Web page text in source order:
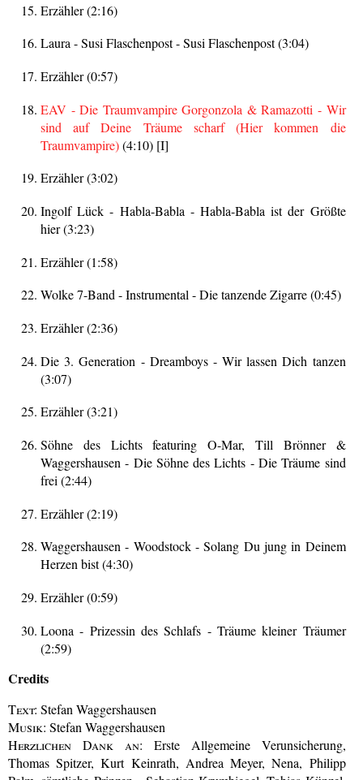
Erzähler (2:16)
Laura - Susi Flaschenpost - Susi Flaschenpost (3:04)
Erzähler (0:57)
EAV - Die Traumvampire Gorgonzola & Ramazotti - Wir
sind auf Deine Träume scharf (Hier kommen die
Traumvampire)(4:10) [I]
Erzähler (3:02)
Ingolf Lück - Habla-Babla - Habla-Babla ist der Größte
hier (3:23)
Erzähler (1:58)
Wolke 7-Band - Instrumental - Die tanzende Zigarre (0:45)
Erzähler (2:36)
Die 3. Generation - Dreamboys - Wir lassen Dich tanzen
(3:07)
Erzähler (3:21)
Söhne des Lichts featuring O-Mar, Till Brönner &
Waggershausen - Die Söhne des Lichts - Die Träume sind
frei (2:44)
Erzähler (2:19)
Waggershausen - Woodstock - Solang Du jung in Deinem
Herzen bist (4:30)
Erzähler (0:59)
Loona - Prizessin des Schlafs - Träume kleiner Träumer
(2:59)
Credits
Text: Stefan Waggershausen
Musik: Stefan Waggershausen
Herzlichen Dank an: Erste Allgemeine Verunsicherung,
Thomas Spitzer, Kurt Keinrath, Andrea Meyer, Nena, Philipp